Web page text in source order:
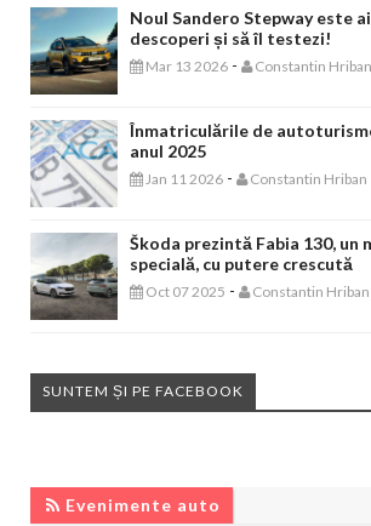
Noul Sandero Stepway este
descoperi și să îl testezi!
Mar 13 2026 - Constantin Hriban
Înmatriculările de
anul 2025
Jan 11 2026 - Constantin Hriban
Škoda prezintă Fabia 130, un
specială, cu putere crescută
Oct 07 2025 - Constantin Hriban
SUNTEM ȘI PE FACEBOOK
Evenimente auto